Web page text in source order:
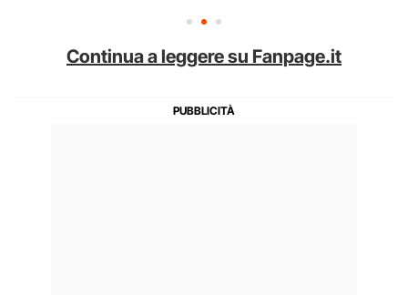
Continua a leggere su Fanpage.it